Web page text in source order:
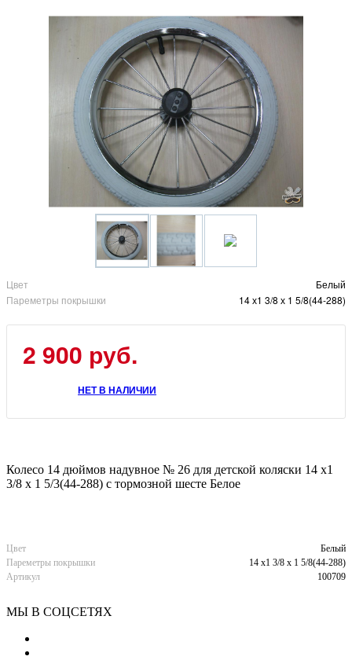
Цвет
Белый
Пареметры покрышки
14 х1 3/8 х 1 5/8(44-288)
2 900 руб.
НЕТ В НАЛИЧИИ
Колесо 14 дюймов надувное № 26 для детской коляски 14 х1
3/8 х 1 5/3(44-288) с тормозной шесте Белое
Цвет
Белый
Пареметры покрышки
14 х1 3/8 х 1 5/8(44-288)
Артикул
100709
МЫ В СОЦСЕТЯХ